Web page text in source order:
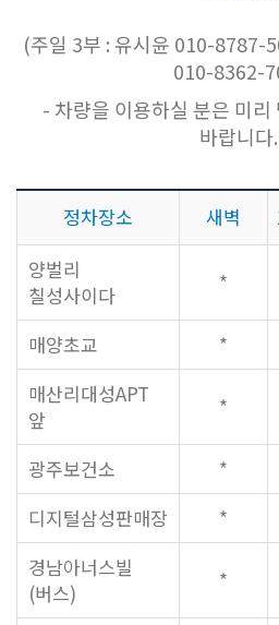
수정구
목현동
분당,도촌동
동판교,야탑
오시는 길
말씀과 찬양
주일설교
Hiel Worship
교육과 훈련
교회학교
(주일 3부 : 유시윤 010-8787-
010-8362-
- 차량을 이용하실 분은 미
바랍니다
정차장소 새벽
양벌리
칠성사이다
*
매양초교 *
매산리대성APT
앞
*
광주보건소 *
디지털삼성판매장
*
경남아너스빌
(버스)
*